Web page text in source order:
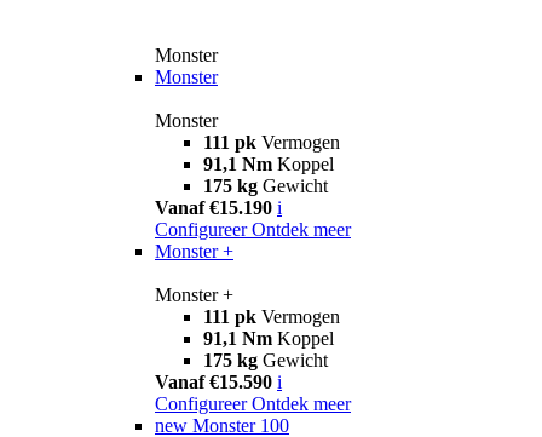
Monster
Monster
Monster
111 pk Vermogen
91,1 Nm Koppel
175 kg Gewicht
Vanaf €15.190 i
Configureer Ontdek meer
Monster +
Monster +
111 pk Vermogen
91,1 Nm Koppel
175 kg Gewicht
Vanaf €15.590 i
Configureer Ontdek meer
new Monster 100